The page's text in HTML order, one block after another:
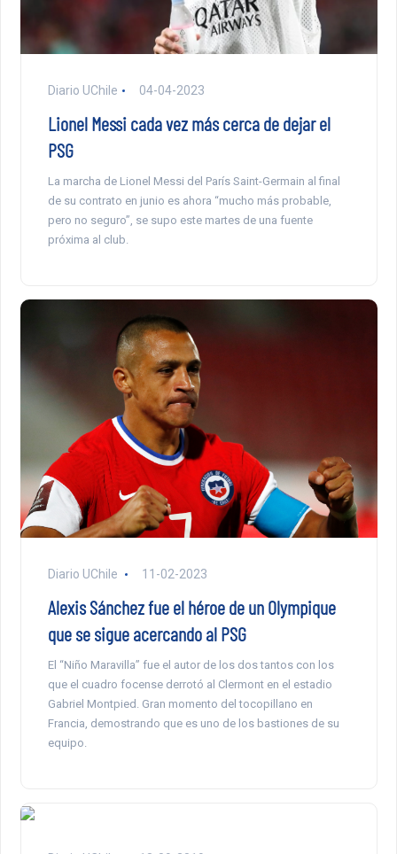
Diario UChile 04-04-2023
Lionel Messi cada vez más cerca de dejar el
PSG
La marcha de Lionel Messi del París Saint-Germain al final
de su contrato en junio es ahora “mucho más probable,
pero no seguro”, se supo este martes de una fuente
próxima al club.
Diario UChile 11-02-2023
Alexis Sánchez fue el héroe de un Olympique
que se sigue acercando al PSG
El “Niño Maravilla” fue el autor de los dos tantos con los
que el cuadro focense derrotó al Clermont en el estadio
Gabriel Montpied. Gran momento del tocopillano en
Francia, demostrando que es uno de los bastiones de su
equipo.